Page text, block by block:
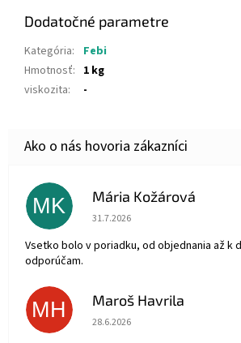
Dodatočné parametre
Kategória:
Febi
Hmotnosť: 1 kg
viskozita: -
MK Mária Kožárová
Hodnotenie obchodu je 5 z 5
31.7.2026
Vsetko bolo v poriadku, od objednania až k
odporúčam.
MH Maroš Havrila
Hodnotenie obchodu je 5 z 5
28.6.2026